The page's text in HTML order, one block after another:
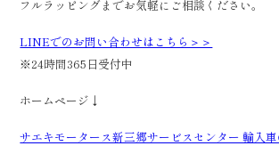
フルラッピングまでお気軽にご相談ください。
LINEでのお問い合わせはこちら＞＞
※24時間365日受付中
ホームページ↓
サエキモータース新三郷サービスセンター 輸入